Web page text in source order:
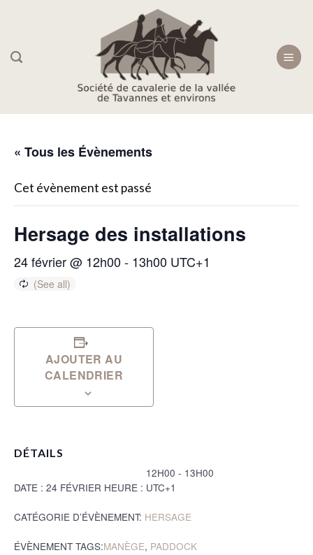
« Tous les Évènements
Cet évènement est passé
Hersage des installations
24 février @ 12h00 - 13h00 UTC+1
AJOUTER AU
CALENDRIER
DÉTAILS
DATE : 24 FÉVRIER HEURE :
12H00 - 13H00
UTC+1
CATÉGORIE D’ÉVÈNEMENT: HERSAGE
ÉVÈNEMENT TAGS:MANÈGE, PADDOCK